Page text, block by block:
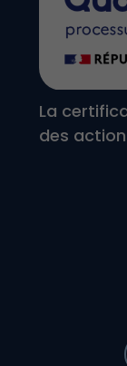
La
des